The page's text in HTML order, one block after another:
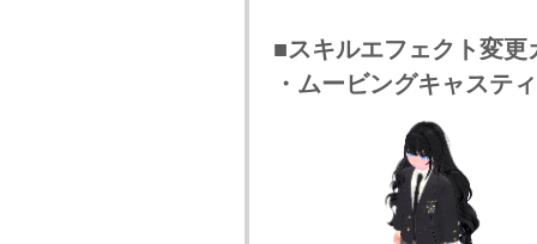
■スキルエフェクト変更
・ムービングキャステ